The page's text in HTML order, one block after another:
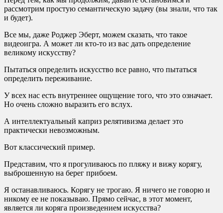
рассмотрим простую семантическую задачу (вы знали, что так
и будет).
Все мы, даже Роджер Эберт, можем сказать, что такое
видеоигра. А может ли кто-то из вас дать определение
великому искусству?
Пытаться определить искусство все равно, что пытаться
определить переживание.
У всех нас есть внутреннее ощущение того, что это означает.
Но очень сложно выразить его вслух.
А интеллектуальный каприз релятивизма делает это
практически невозможным.
Вот классический пример.
Представим, что я прогуливаюсь по пляжу и вижу корягу,
выброшенную на берег прибоем.
Я останавливаюсь. Корягу не трогаю. Я ничего не говорю и
никому ее не показываю. Прямо сейчас, в этот момент,
является ли коряга произведением искусства?